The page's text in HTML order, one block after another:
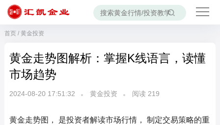
首页/ 黄金投资
黄金走势图解析：掌握K线语言，读懂
市场趋势
2024-08-20 17:51:32 黄金投资 阅读 219
黄金走势图， 是投资者解读市场行情， 制定交易策略的重